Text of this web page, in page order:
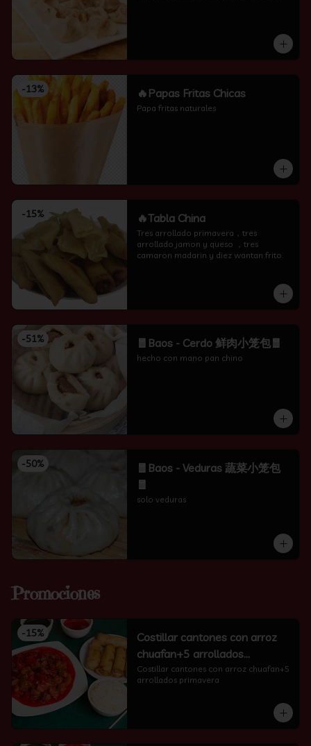
-13% 🔥Papas Fritas Chicas
Papa fritas naturales
-15% 🔥Tabla China
Tres arrollado primavera，tres
arrollado jamon y queso ，tres
camaron madarin y diez wantan frito.
-51% 🧧Baos - Cerdo 鲜肉小笼包🧧
hecho con mano pan chino
-50%
🧧Baos - Veduras 蔬菜小笼包
solo veduras
Promociones
-15%
Costillar cantones con arroz
chuafan+5 arrollados
primavera
Costillar cantones con arroz chuafan+5
arrollados primavera